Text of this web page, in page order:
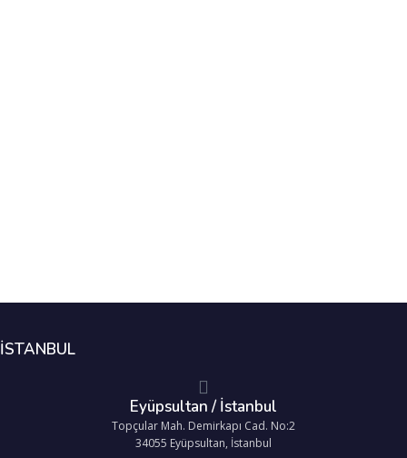
İSTANBUL
Eyüpsultan / İstanbul
Topçular Mah. Demirkapı Cad. No:2
34055 Eyüpsultan, İstanbul